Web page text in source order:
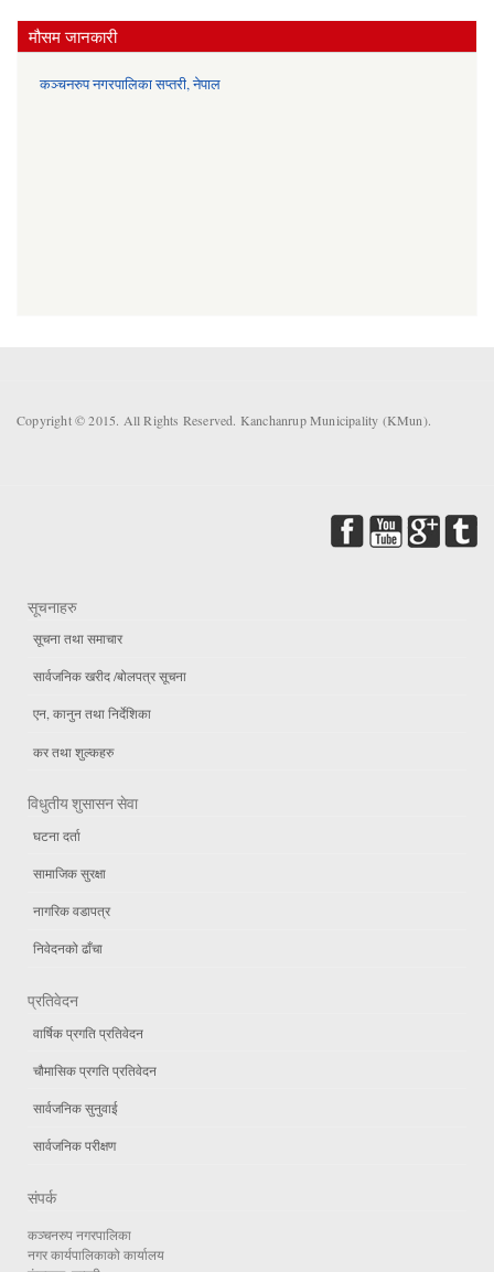
मौसम जानकारी
कञ्चनरुप नगरपालिका सप्तरी, नेपाल
Copyright © 2015. All Rights Reserved. Kanchanrup Municipality (KMun).
सूचनाहरु
सूचना तथा समाचार
सार्वजनिक खरीद /बोलपत्र सूचना
एन, कानुन तथा निर्देशिका
कर तथा शुल्कहरु
विधुतीय शुसासन सेवा
घटना दर्ता
सामाजिक सुरक्षा
नागरिक वडापत्र
निवेदनको ढाँचा
प्रतिवेदन
वार्षिक प्रगति प्रतिवेदन
चौमासिक प्रगति प्रतिवेदन
सार्वजनिक सुनुवाई
सार्वजनिक परीक्षण
संपर्क
कञ्चनरुप नगरपालिका
नगर कार्यपालिकाको कार्यालय